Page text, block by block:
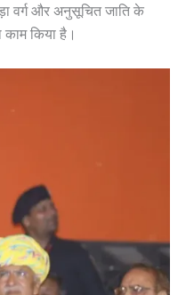
वर्ग और अनुसूचित जाति के
किया है।